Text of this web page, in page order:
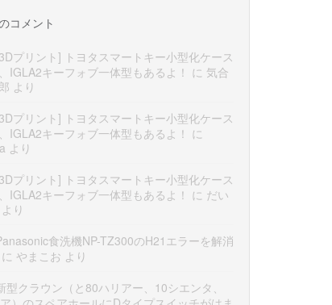
コメント
プリント] トヨタスマートキー小型化ケース
IGLA2キーフォブ一体型もあるよ！ に 気合
より
プリント] トヨタスマートキー小型化ケース
IGLA2キーフォブ一体型もあるよ！ に
より
プリント] トヨタスマートキー小型化ケース
IGLA2キーフォブ一体型もあるよ！ に だい
より
食洗機NP-TZ300のH21エラーを解消
に やまこお より
型クラウン（と80ハリアー、10シエンタ、